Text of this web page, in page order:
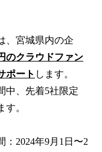
、宮城県内の企
のクラウドファン
ポート します。
中、先着5社限定
。
2024年9月1日〜2